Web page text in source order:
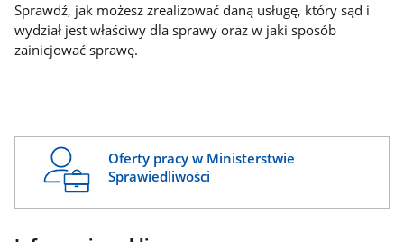
Sprawdź, jak możesz zrealizować daną usługę, który sąd i
wydział jest właściwy dla sprawy oraz w jaki sposób
zainicjować sprawę.
Oferty pracy w Ministerstwie
Sprawiedliwości